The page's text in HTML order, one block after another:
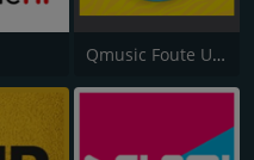
Qmusic Foute Uur